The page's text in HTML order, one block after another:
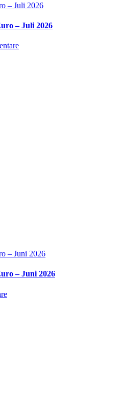
– Juli 2026
– Juli 2026
– Juni 2026
– Juni 2026